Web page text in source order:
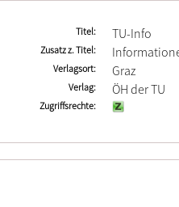
Titel TU-Info
Zusatz z. Titel
Verlagsort Graz
Verlag ÖH der TU
Zugriffsrechte